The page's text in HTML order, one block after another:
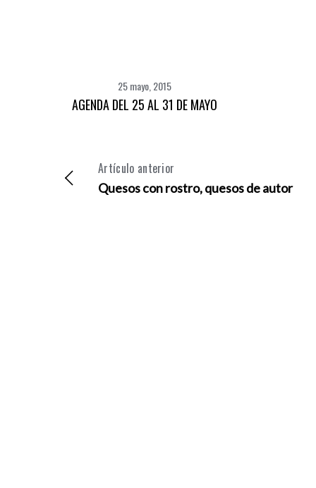
25 mayo, 2015
AGENDA DEL 25 AL 31 DE MAYO
Artículo anterior
Quesos con rostro, quesos de autor